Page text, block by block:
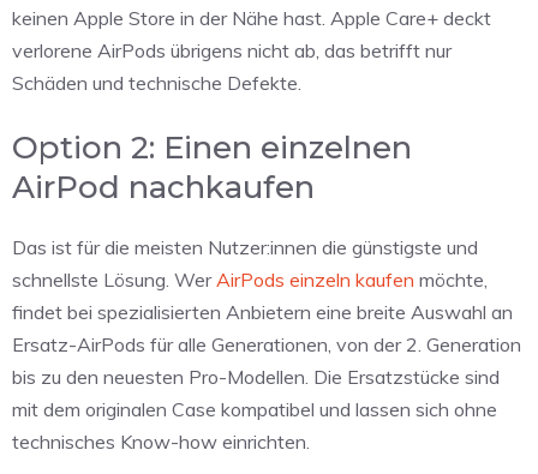
keinen Apple Store in der Nähe hast. Apple Care+ deckt
verlorene AirPods übrigens nicht ab, das betrifft nur
Schäden und technische Defekte.
Option 2: Einen einzelnen
AirPod nachkaufen
Das ist für die meisten Nutzer:innen die günstigste und
schnellste Lösung. WerAirPods einzeln kaufen möchte,
findet bei spezialisierten Anbietern eine breite Auswahl an
Ersatz-AirPods für alle Generationen, von der 2. Generation
bis zu den neuesten Pro-Modellen. Die Ersatzstücke sind
mit dem originalen Case kompatibel und lassen sich ohne
technisches Know-how einrichten.